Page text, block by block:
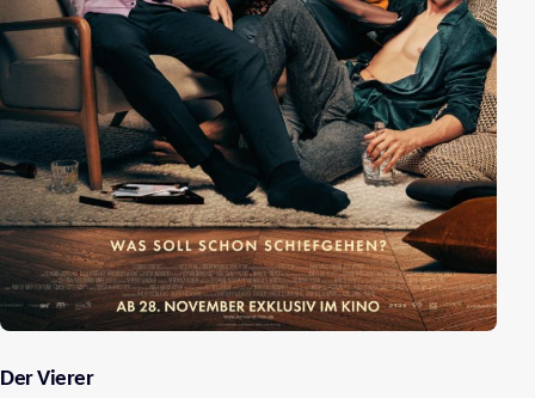
Der Vierer